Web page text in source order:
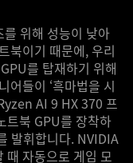
위해 성능이 낮아
북이기 때문에, 우리
를 탑재하기 위해
어들이 ‘흑마법을 시
AI 9 HX 370 프
북 GPU를 장착하
발휘합니다. NVIDIA
자동으로 게임 모